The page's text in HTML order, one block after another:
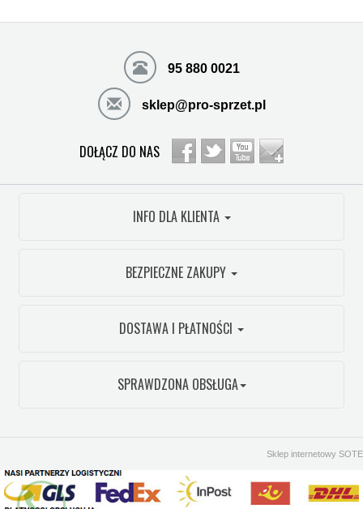
95 880 0021
sklep@pro-sprzet.pl
DOŁĄCZ DO NAS
INFO DLA KLIENTA
BEZPIECZNE ZAKUPY
DOSTAWA I PŁATNOŚCI
SPRAWDZONA OBSŁUGA
Sklep internetowy SOTE